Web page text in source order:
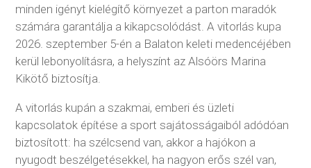
minden igényt kielégítő környezet a parton maradók
számára garantálja a kikapcsolódást. A vitorlás kupa
2026. szeptember 5-én a Balaton keleti medencéjében
kerül lebonyolításra, a helyszínt az Alsóörs Marina
Kikötő biztosítja.
A vitorlás kupán a szakmai, emberi és üzleti
kapcsolatok építése a sport sajátosságaiból adódóan
biztosított: ha szélcsend van, akkor a hajókon a
nyugodt beszélgetésekkel, ha nagyon erős szél van,